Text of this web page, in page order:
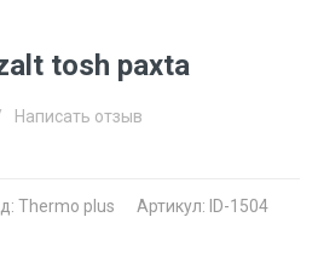
tosh paxta
Написать отзыв
Thermo plus Артикул: ID-1504